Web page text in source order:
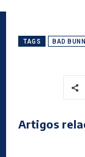
TAGS BAD
Artigos